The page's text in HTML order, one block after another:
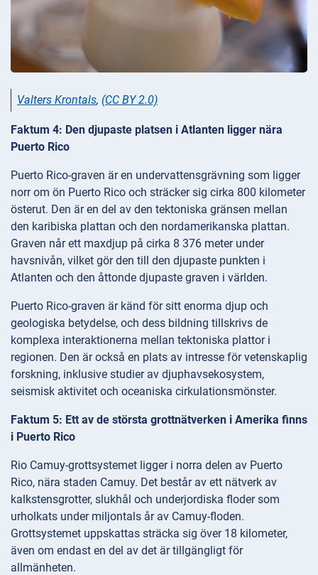
Valters Krontals, (CC BY 2.0)
Faktum 4: Den djupaste platsen i Atlanten ligger nära
Puerto Rico
Puerto Rico-graven är en undervattensgrävning som ligger
norr om ön Puerto Rico och sträcker sig cirka 800 kilometer
österut. Den är en del av den tektoniska gränsen mellan
den karibiska plattan och den nordamerikanska plattan.
Graven når ett maxdjup på cirka 8 376 meter under
havsnivån, vilket gör den till den djupaste punkten i
Atlanten och den åttonde djupaste graven i världen.
Puerto Rico-graven är känd för sitt enorma djup och
geologiska betydelse, och dess bildning tillskrivs de
komplexa interaktionerna mellan tektoniska plattor i
regionen. Den är också en plats av intresse för vetenskaplig
forskning, inklusive studier av djuphavsekosystem,
seismisk aktivitet och oceaniska cirkulationsmönster.
Faktum 5: Ett av de största grottnätverken i Amerika finns
i Puerto Rico
Rio Camuy-grottsystemet ligger i norra delen av Puerto
Rico, nära staden Camuy. Det består av ett nätverk av
kalkstensgrotter, slukhål och underjordiska floder som
urholkats under miljontals år av Camuy-floden.
Grottsystemet uppskattas sträcka sig över 18 kilometer,
även om endast en del av det är tillgängligt för
allmänheten.